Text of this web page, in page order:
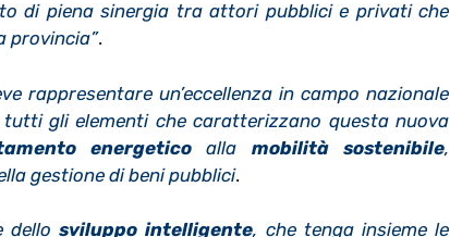
di piena sinergia tra attori pubblici e privati che
provincia”.
rappresentare un’eccellenza in campo nazionale
gli elementi che caratterizzano questa nuova
energeticoalla mobilità sostenibile,
gestione di beni pubblici.
dellosviluppo intelligente, che tenga insieme le